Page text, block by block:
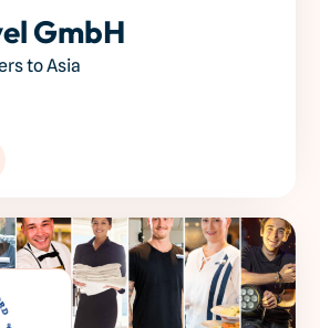
GmbH
to Asia